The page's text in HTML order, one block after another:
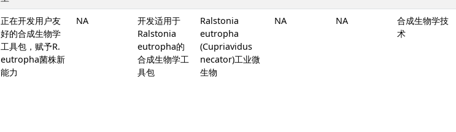
正在开发用户友
好的合成生物学
工具包，赋予R.
eutropha菌株新
能力
NA
开发适用于
Ralstonia
eutropha的
合成生物学工
具包
Ralstonia
eutropha
(Cupriavidus
necator)工业微
生物
NA NA
合成生物学技
术